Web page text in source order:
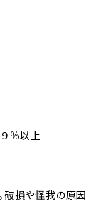
％以上
破損や怪我の原因